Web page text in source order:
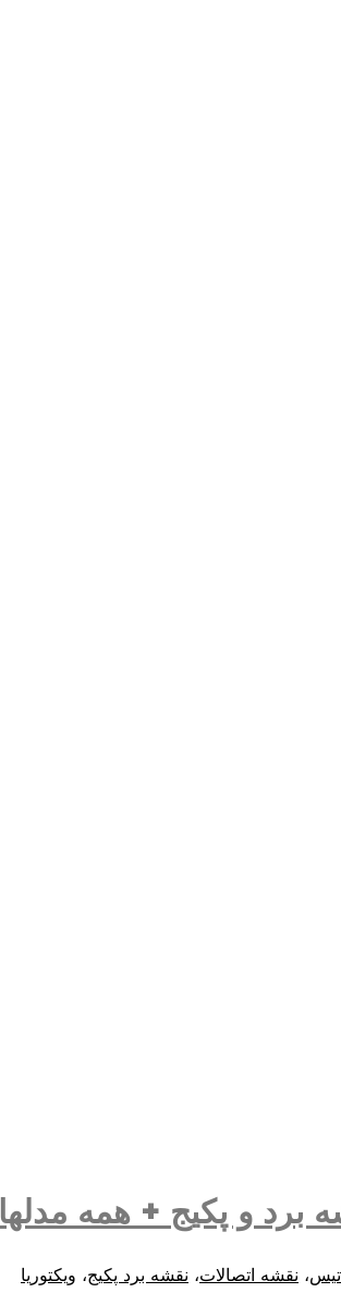
برد و پکیج + همه مدلها
، نقشه اتصالات، نقشه برد پکیج، ویکتوریا